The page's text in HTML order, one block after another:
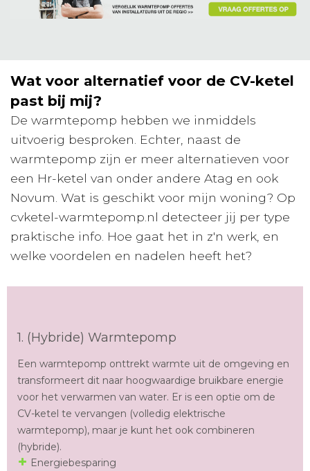
Wat voor alternatief voor de CV-ketel
past bij mij?
De warmtepomp hebben we inmiddels
uitvoerig besproken. Echter, naast de
warmtepomp zijn er meer alternatieven voor
een Hr-ketel van onder andere Atag en ook
Novum. Wat is geschikt voor mijn woning? Op
cvketel-warmtepomp.nl detecteer jij per type
praktische info. Hoe gaat het in z'n werk, en
welke voordelen en nadelen heeft het?
1. (Hybride) Warmtepomp
Een warmtepomp onttrekt warmte uit de omgeving en
transformeert dit naar hoogwaardige bruikbare energie
voor het verwarmen van water. Er is een optie om de
CV-ketel te vervangen (volledig elektrische
warmtepomp), maar je kunt het ook combineren
(hybride).
Energiebesparing